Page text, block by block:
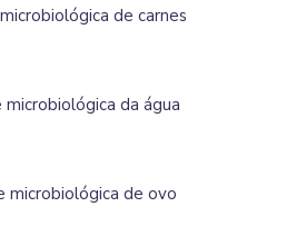
de carnes
microbiológica da água
microbiológica de ovo